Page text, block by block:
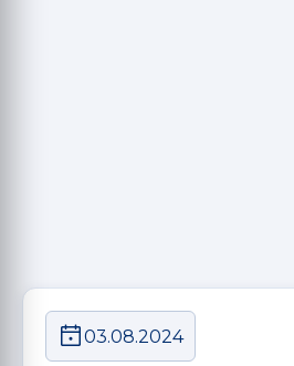
03.08.2024